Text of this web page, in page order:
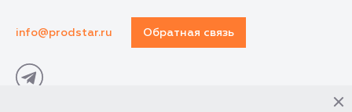
info@prodstar.ru Обратная связь